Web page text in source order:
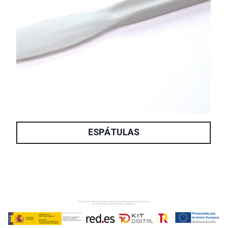
ESPÁTULAS